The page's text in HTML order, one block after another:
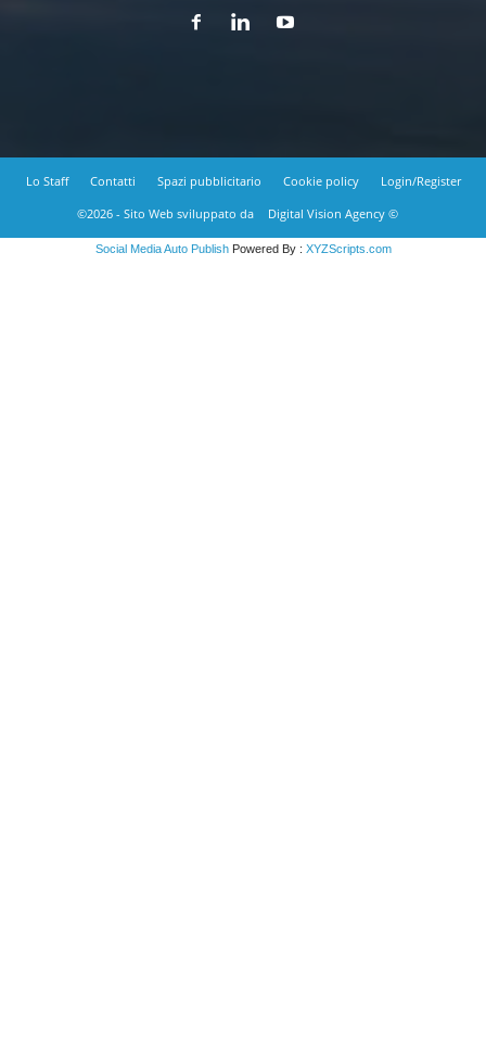
Lo Staff Contatti Spazi pubblicitario Cookie policy
Login/Register
©2026 - Sito Web sviluppato da
Digital Vision Agency ©
Social Media Auto PublishPowered By : XYZScripts.com